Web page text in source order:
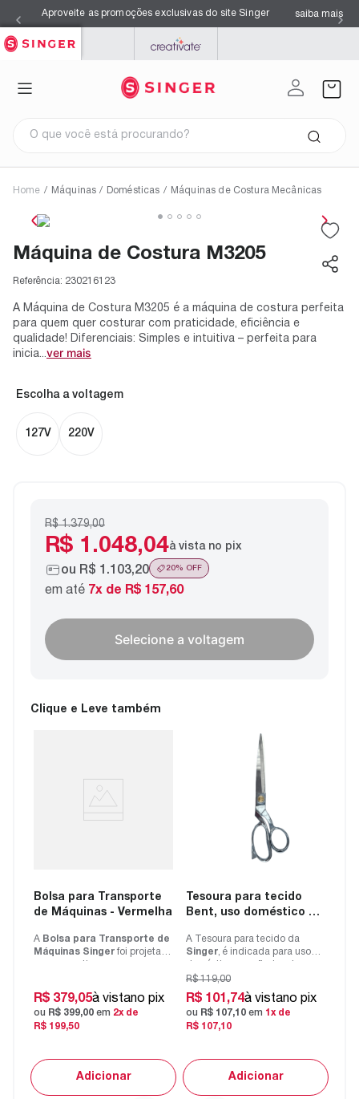
Aproveite as promoções exclusivas do site Singer saiba mais
MYSEWNET
Home / Máquinas / Domésticas / Máquinas de Costura Mecânicas
Máquina de Costura M3205
Referência: 230216123
A Máquina de Costura M3205 é a máquina de costura perfeita
para quem quer costurar com praticidade, eficiência e
qualidade! Diferenciais: Simples e intuitiva – perfeita para
inicia...ver mais
voltagem
127V 220V
R$ 1.379,00
R$ 1.048,04à vista no pix
ou R$ 1.103,20 20% OFF
em até 7x de R$ 157,60
Selecione a voltagem
Clique e Leve também
Bolsa para Transporte
de Máquinas - Vermelha
A Bolsa para Transporte de
Máquinas Singer foi projetada
R$ 379,05à vistano pix
ou R$ 399,00 em 2x de
R$ 199,50
Tesoura para tecido
Bent, uso doméstico e
cm
A Tesoura para tecido da
Singer , é indicada para uso
Fabricada em
R$ 119,00
R$ 101 ,74à vistano pix
ou R$ 107,10 em 1 x de
R$ 107,10
Termos mais buscados
3º
agulhas
5º
máquina costura singer
7 º
facilita pro 4432
9 º
maquina costura
10º black